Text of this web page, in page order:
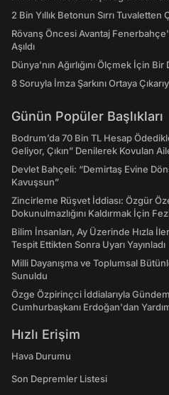
2 Bin Yıllık Betonun Sırrı Tuvaletten
Rövanş Öncesi Avantaj
Aşıldı
Dünya’nın Ağırlığını Ölçmek İçin
8 Soruyla İmza Şarkını Ortaya
Günün Popüler Başlıkları
Bodrum’da 70 Bin TL Hesap
Geliyor, Çıkın” Denilerek Kovulan
Devlet Bahçeli: “Demirtaş Evine
Kavuşsun”
Zincirleme Rüşvet İddiası: Özgür
Dokunulmazlığını Kaldırmak İçin
Bilim İnsanları, Ay Üzerinde Hızla
Tespit Ettikten Sonra Uyarı Yayınladı
Milli Dayanışma ve Toplumsal
Sunuldu
Özge Özpirinçci İddialarıyla
Cumhurbaşkanı Erdoğan'dan
Hızlı Erişim
Hava Durumu
Son Depremler Listesi